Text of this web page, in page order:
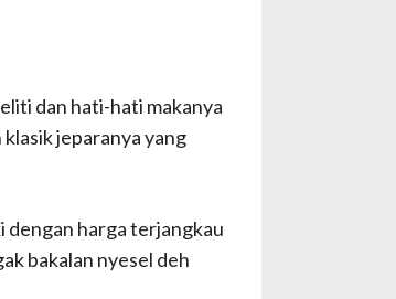
dan hati-hati makanya
jeparanya yang
dengan harga terjangkau
bakalan nyesel deh